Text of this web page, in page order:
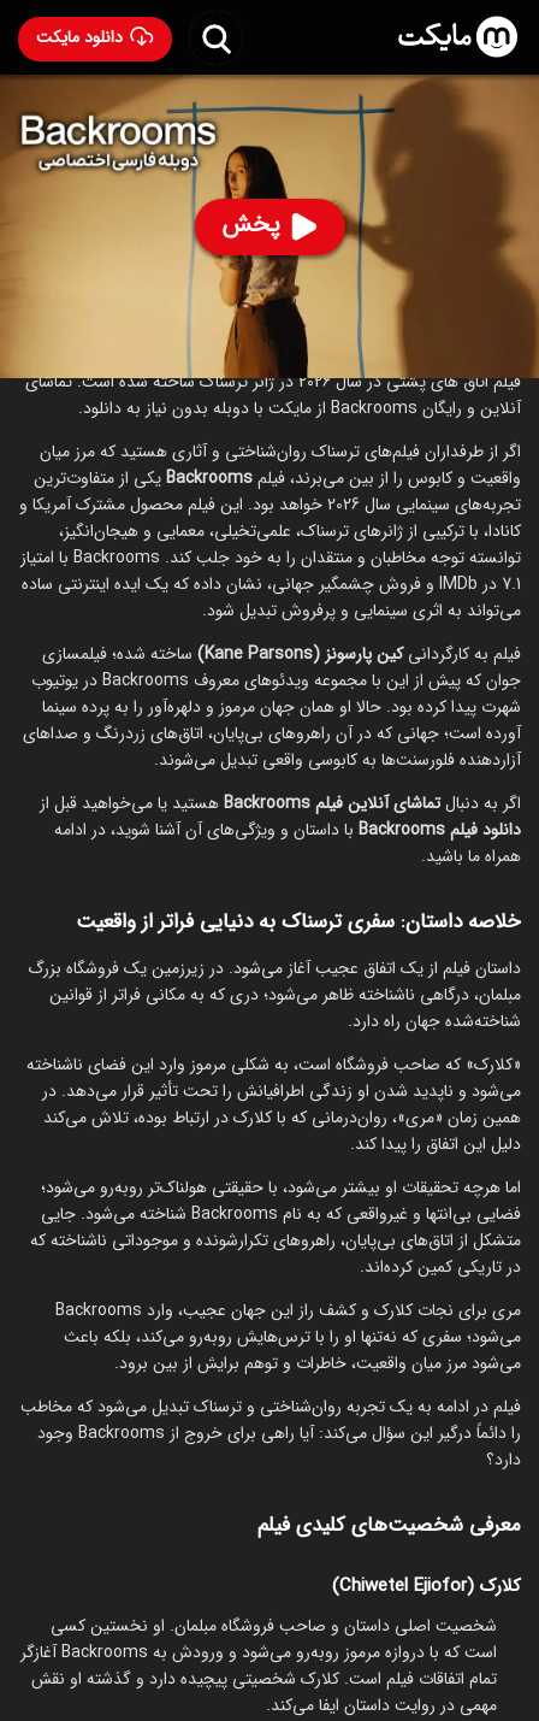
دانلود مایکت
پخش
فیلم اتاق های پشتی با دوبله فارسی- Backrooms 2026
۶.۹
ساخت آمریکا سال 2026
رده سنی ۱۸+
ترسناک
علمی‌تخیلی
درباره فیلم اتاق های پشتی
فیلم اتاق های پشتی در سال 2026 در ژانر ترسناک ساخته شده است. تماشای
آنلاین و رایگان Backrooms از مایکت با دوبله بدون نیاز به دانلود.
اگر از طرفداران فیلم‌های ترسناک روان‌شناختی و آثاری هستید که مرز میان
واقعیت و کابوس را از بین می‌برند، فیلمBackroomsیکی از متفاوت‌ترین
تجربه‌های سینمایی سال 2026 خواهد بود. این فیلم محصول مشترک آمریکا و
کانادا، با ترکیبی از ژانرهای ترسناک، علمی‌تخیلی، معمایی و هیجان‌انگیز،
توانسته توجه مخاطبان و منتقدان را به خود جلب کند. Backrooms با امتیاز
7.1 در IMDb و فروش چشمگیر جهانی، نشان داده که یک ایده اینترنتی ساده
می‌تواند به اثری سینمایی و پرفروش تبدیل شود.
فیلم به کارگردانیکین پارسونز (Kane Parsons)
ساخته شده؛ فیلمسازی
جوان که پیش از این با مجموعه ویدئوهای معروف Backrooms در یوتیوب
شهرت پیدا کرده بود. حالا او همان جهان مرموز و دلهره‌آور را به پرده سینما
آورده است؛ جهانی که در آن راهروهای بی‌پایان، اتاق‌های زردرنگ و صداهای
آزاردهنده فلورسنت‌ها به کابوسی واقعی تبدیل می‌شوند.
اگر به دنبالتماشای آنلاین فیلم Backrooms
هستید یا می‌خواهید قبل از
دانلود فیلم Backrooms
با داستان و ویژگی‌های آن آشنا شوید، در ادامه
همراه ما باشید.
خلاصه داستان: سفری ترسناک به دنیایی فراتر از واقعیت
داستان فیلم از یک اتفاق عجیب آغاز می‌شود. در زیرزمین یک فروشگاه بزرگ
مبلمان، درگاهی ناشناخته ظاهر می‌شود؛ دری که به مکانی فراتر از قوانین
شناخته‌شده جهان راه دارد.
«کلارک» که صاحب فروشگاه است، به شکلی مرموز وارد این فضای ناشناخته
می‌شود و ناپدید شدن او زندگی اطرافیانش را تحت تأثیر قرار می‌دهد. در
همین زمان «مری»، روان‌درمانی که با کلارک در ارتباط بوده، تلاش می‌کند
دلیل این اتفاق را پیدا کند.
اما هرچه تحقیقات او بیشتر می‌شود، با حقیقتی هولناک‌تر روبه‌رو می‌شود؛
فضایی بی‌انتها و غیرواقعی که به نام Backrooms شناخته می‌شود. جایی
متشکل از اتاق‌های بی‌پایان، راهروهای تکرارشونده و موجوداتی ناشناخته که
در تاریکی کمین کرده‌اند.
مری برای نجات کلارک و کشف راز این جهان عجیب، وارد Backrooms
می‌شود؛ سفری که نه‌تنها او را با ترس‌هایش روبه‌رو می‌کند، بلکه باعث
می‌شود مرز میان واقعیت، خاطرات و توهم برایش از بین برود.
فیلم در ادامه به یک تجربه روان‌شناختی و ترسناک تبدیل می‌شود که مخاطب
را دائماً درگیر این سؤال می‌کند: آیا راهی برای خروج از Backrooms وجود
دارد؟
معرفی شخصیت‌های کلیدی فیلم
کلارک (Chiwetel Ejiofor)
شخصیت اصلی داستان و صاحب فروشگاه مبلمان. او نخستین کسی
است که با دروازه مرموز روبه‌رو می‌شود و ورودش به Backrooms آغازگر
تمام اتفاقات فیلم است. کلارک شخصیتی پیچیده دارد و گذشته او نقش
مهمی در روایت داستان ایفا می‌کند.